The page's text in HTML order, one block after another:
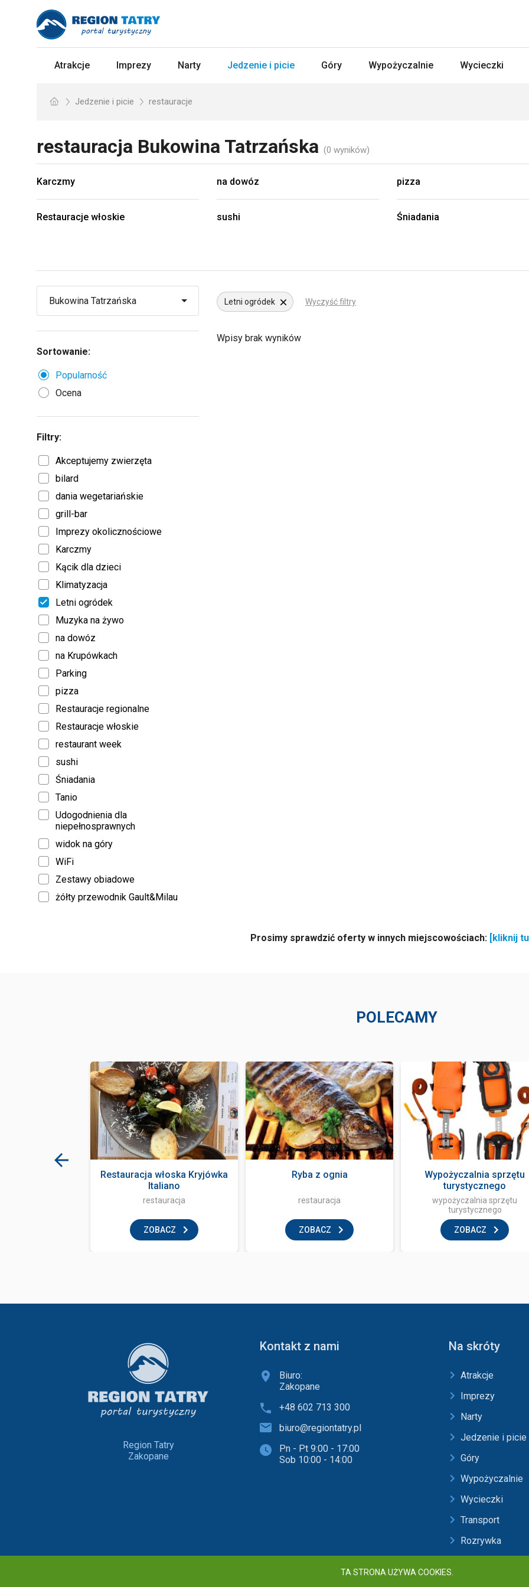
Atrakcje Imprezy Narty Jedzenie i picie Góry Wypożyczalnie Wycieczki
Jedzenie i picie restauracje
restauracja Bukowina Tatrzańska (0 wyników)
Karczmy na dowóz pizza
Restauracje włoskie sushi Śniadania
Letni ogródek Wyczyść filtry
Wpisy brak wyników
Sortowanie:
Popularność
Ocena
Filtry:
Akceptujemy zwierzęta
bilard
dania wegetariańskie
grill-bar
Imprezy okolicznościowe
Karczmy
Kącik dla dzieci
Klimatyzacja
Letni ogródek
Muzyka na żywo
na dowóz
na Krupówkach
Parking
pizza
Restauracje regionalne
Restauracje włoskie
restaurant week
sushi
Śniadania
Tanio
Udogodnienia dla
niepełnosprawnych
widok na góry
WiFi
Zestawy obiadowe
żółty przewodnik Gault&Milau
Prosimy sprawdzić oferty w innych miejscowościach: [kliknij
POLECAMY
Restauracja włoska Kryjówka
Italiano
restauracja
ZOBACZ
Ryba z ognia
restauracja
ZOBACZ
Wypożyczalnia sprzętu
turystycznego
wypożyczalnia sprzętu
turystycznego
ZOBACZ
Region Tatry
Zakopane
Kontakt z nami
Biuro:
Zakopane
+48 602 713 300
biuro@regiontatry.pl
Pn - Pt 9:00 - 17:00
Sob 10:00 - 14:00
Na skróty
Atrakcje
Imprezy
Narty
Jedzenie i picie
Góry
Wypożyczalnie
Wycieczki
Transport
Rozrywka
TA STRONA UŻYWA COOKIES.